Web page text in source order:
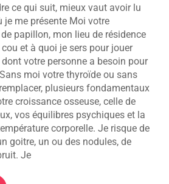
ce qui suit, mieux vaut avoir lu
je me présente Moi votre
papillon, mon lieu de résidence
et à quoi je sers pour jouer
votre personne a besoin pour
moi votre thyroïde ou sans
plusieurs fondamentaux
croissance osseuse, celle de
vos équilibres psychiques et la
corporelle. Je risque de
goitre, un ou des nodules, de
Je